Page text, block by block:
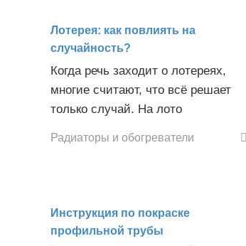
Лотерея: как повлиять на
случайность?
Когда речь заходит о лотереях,
многие считают, что всё решает
только случай. На лото
Радиаторы и обогреватели
Инструкция по покраске
профильной трубы